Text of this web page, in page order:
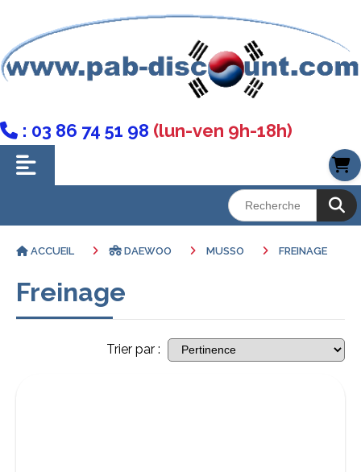
 : 03 86 74 51 98 (lun-ven 9h-18h)
ACCUEIL DAEWOO MUSSO FREINAGE
Freinage
Trier par :